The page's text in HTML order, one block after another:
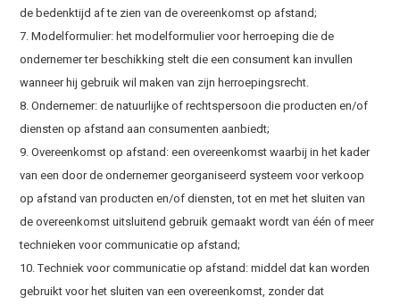
de bedenktijd af te zien van de overeenkomst op afstand;
7. Modelformulier: het modelformulier voor herroeping die de
ondernemer ter beschikking stelt die een consument kan invullen
wanneer hij gebruik wil maken van zijn herroepingsrecht.
8. Ondernemer: de natuurlijke of rechtspersoon die producten en/of
diensten op afstand aan consumenten aanbiedt;
9. Overeenkomst op afstand: een overeenkomst waarbij in het kader
van een door de ondernemer georganiseerd systeem voor verkoop
op afstand van producten en/of diensten, tot en met het sluiten van
de overeenkomst uitsluitend gebruik gemaakt wordt van één of meer
technieken voor communicatie op afstand;
10. Techniek voor communicatie op afstand: middel dat kan worden
gebruikt voor het sluiten van een overeenkomst, zonder dat